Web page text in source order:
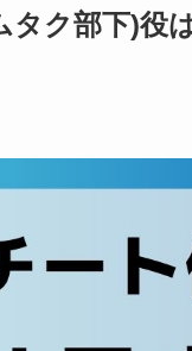
タク部下)役